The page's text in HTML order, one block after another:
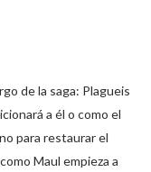
de la saga: Plagueis
a él o como el
para restaurar el
Maul empieza a